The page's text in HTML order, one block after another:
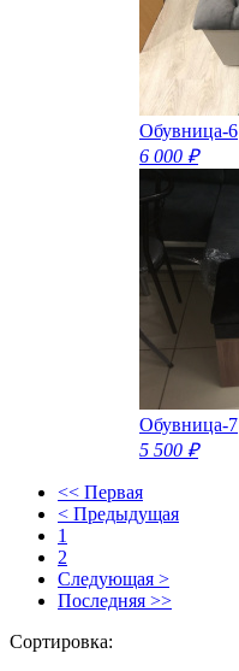
Обувница-6
6 000 ₽
Обувница-7
5 500 ₽
<< Первая
< Предыдущая
1
2
Следующая >
Последняя >>
Сортировка: